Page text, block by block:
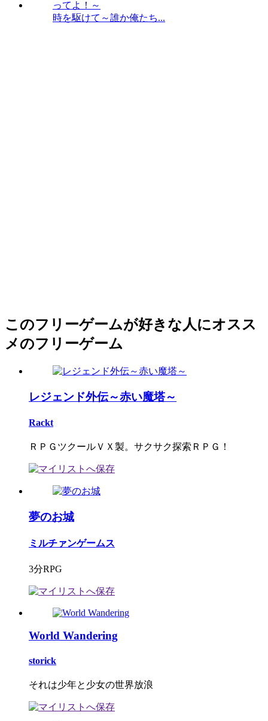
時を駆けて～誰か俺たち...
このフリーゲームが好きな人にオスス
メのフリーゲーム
レジェンド外伝～赤い魔塔～
Rackt
ＲＰＧツクールＶＸ製。サクサク探索ＲＰＧ！
夢のお城
ミルチァンゲームス
3分RPG
World Wandering
storick
それは少年と少女の世界放浪